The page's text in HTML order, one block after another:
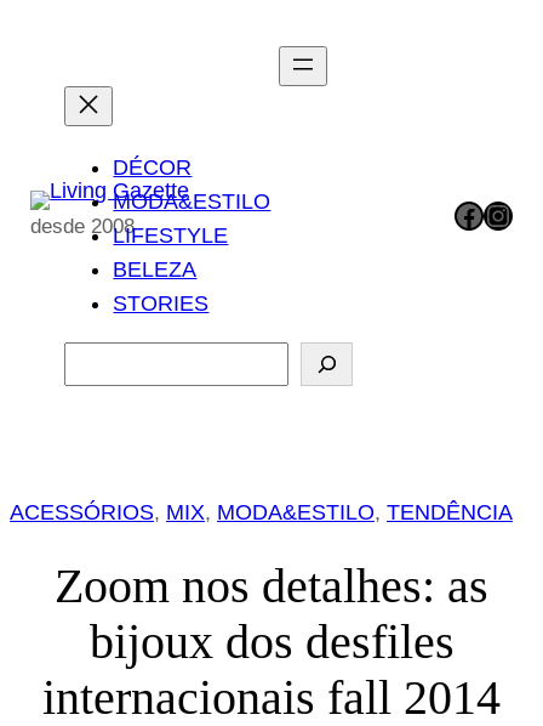
conteúdo
desde 2008
DÉCOR
MODA&ESTILO
LIFESTYLE
BELEZA
STORIES
e
i
a
Facebook Instagram
ACESSÓRIOS, MIX, MODA&ESTILO, TENDÊNCIA
Zoom nos detalhes: as
bijoux dos desfiles
internacionais fall 2014